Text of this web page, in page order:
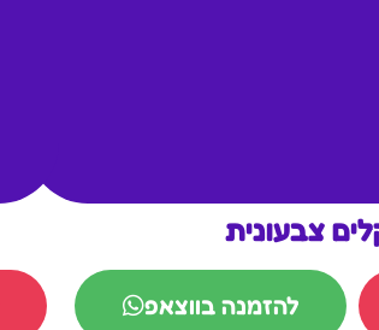
צבעונית
להזמנה בווצאפ